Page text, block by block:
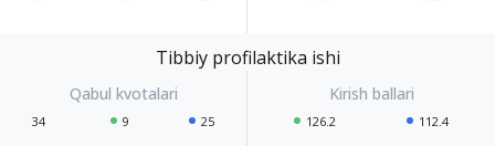
Tibbiy profilaktika ishi
34 9 25 126.2 112.4